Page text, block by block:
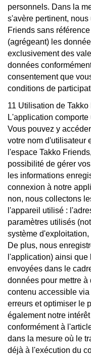
personnels. Dans la
s'avère pertinent,
Friends sans
(agrégeant) les
exclusivement des
données
consentement que
conditions de
11 Utilisation de
L'application
Vous pouvez y
votre nom d'utilisateur
l'espace Takko
possibilité de gérer
les informations
connexion à notre
non, nous collectons
l'appareil utilisé :
paramètres utilisés
système
De plus, nous
l'application) ainsi
envoyées dans le
données pour mettre
contenu accessible
erreurs et optimiser le
également notre
conformément à
dans la mesure où le
déjà à l'exécution du